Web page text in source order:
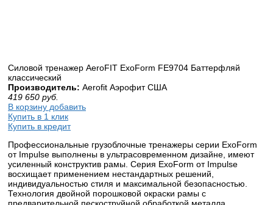
Силовой тренажер AeroFIT ExoForm FE9704 Баттерфляй
классический
Производитель: Aerofit Аэрофит США
419 650 руб.
В корзину добавить
Купить в 1 клик
Купить в кредит
Профессиональные грузоблочные тренажеры серии ExoForm
от Impulse выполнены в ультрасовременном дизайне, имеют
усиленный конструктив рамы. Серия ExoForm от Impulse
восхищает применением нестандартных решений,
индивидуальностью стиля и максимальной безопасностью.
Технология двойной порошковой окраски рамы с
предварительной пескоструйной обработкой металла